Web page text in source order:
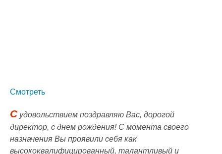
Смотреть
Судовольствием поздравляю Вас, дорогой
директор, с днем рождения! С момента своего
назначения Вы проявили себя как
высококвалифицированный, талантливый и